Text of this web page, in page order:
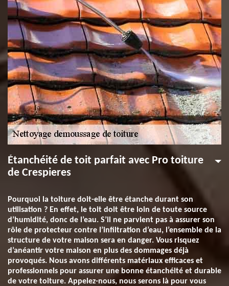
Étanchéité de toit parfait avec Pro toiture
de Crespieres
Pourquoi la toiture doit-elle être étanche durant son
utilisation ? En effet, le toit doit être loin de toute source
d’humidité, donc de l’eau. S’il ne parvient pas à assurer son
rôle de protecteur contre l’infiltration d’eau, l’ensemble de la
structure de votre maison sera en danger. Vous risquez
d’anéantir votre maison en plus des dommages déjà
provoqués. Nous avons différents matériaux efficaces et
professionnels pour assurer une bonne étanchéité et durable
de votre toiture. Appelez-nous, nous serons là pour vous